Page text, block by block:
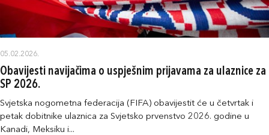
05.02.2026.
Obavijesti navijačima o uspješnim prijavama za ulaznice za
SP 2026.
Svjetska nogometna federacija (FIFA) obavijestit će u četvrtak i
petak dobitnike ulaznica za Svjetsko prvenstvo 2026. godine u
Kanadi, Meksiku i...